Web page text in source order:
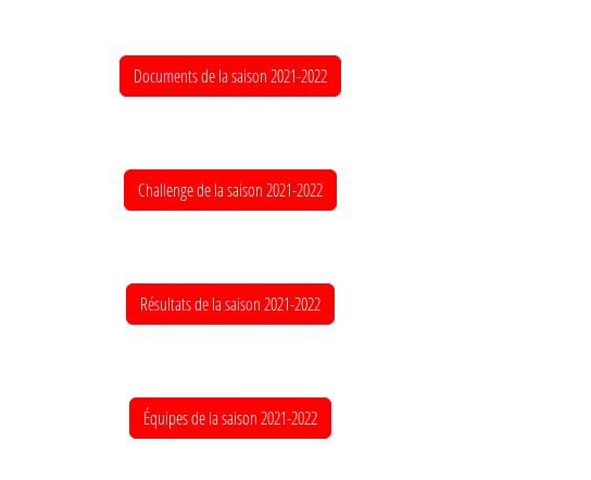
Documents de la saison 2021-2022
Challenge de la saison 2021-2022
Résultats de la saison 2021-2022
Équipes de la saison 2021-2022